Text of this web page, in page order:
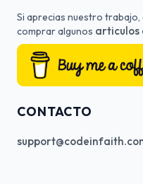
Si aprecias nuestro
comprar algunos articulos
CONTACTO